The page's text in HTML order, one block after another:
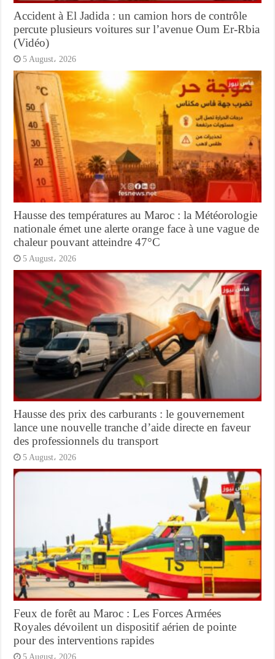
Accident à El Jadida : un camion hors de contrôle
percute plusieurs voitures sur l’avenue Oum Er-Rbia
(Vidéo)
5 August، 2026
Hausse des températures au Maroc : la Météorologie
nationale émet une alerte orange face à une vague de
chaleur pouvant atteindre 47°C
5 August، 2026
Hausse des prix des carburants : le gouvernement
lance une nouvelle tranche d’aide directe en faveur
des professionnels du transport
5 August، 2026
Feux de forêt au Maroc : Les Forces Armées
Royales dévoilent un dispositif aérien de pointe
pour des interventions rapides
5 August، 2026